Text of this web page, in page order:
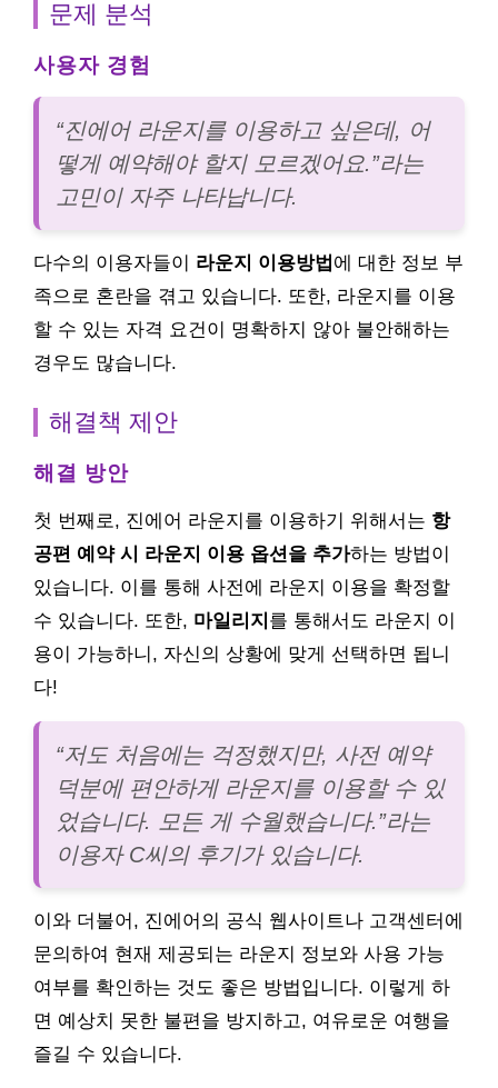
문제 분석
사용자 경험
“진에어 라운지를 이용하고 싶은데, 어
떻게 예약해야 할지 모르겠어요.”라는
고민이 자주 나타납니다.
다수의 이용자들이 라운지 이용방법 에 대한 정보 부
족으로 혼란을 겪고 있습니다. 또한, 라운지를 이용
할 수 있는 자격 요건이 명확하지 않아 불안해하는
경우도 많습니다.
해결책 제안
해결 방안
첫 번째로, 진에어 라운지를 이용하기 위해서는 항
공편 예약 시 라운지 이용 옵션을 추가하는 방법이
있습니다. 이를 통해 사전에 라운지 이용을 확정할
수 있습니다. 또한, 마일리지 를 통해서도 라운지 이
용이 가능하니, 자신의 상황에 맞게 선택하면 됩니
다!
“저도 처음에는 걱정했지만, 사전 예약
덕분에 편안하게 라운지를 이용할 수 있
었습니다. 모든 게 수월했습니다.”라는
이용자 C씨의 후기가 있습니다.
이와 더불어, 진에어의 공식 웹사이트나 고객센터에
문의하여 현재 제공되는 라운지 정보와 사용 가능
여부를 확인하는 것도 좋은 방법입니다. 이렇게 하
면 예상치 못한 불편을 방지하고, 여유로운 여행을
즐길 수 있습니다.